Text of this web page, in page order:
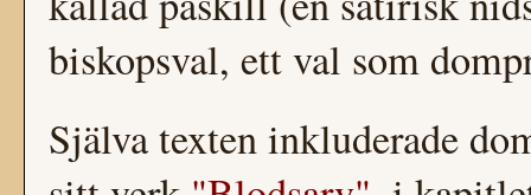
biskopsval, ett val som
Själva texten inkluderade